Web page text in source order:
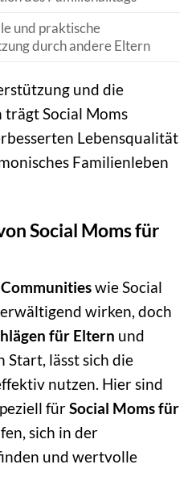
und praktische
durch andere Eltern
und die
Social Moms
Lebensqualität
Familienleben
Social Moms für
wie Social
wirken, doch
für Eltern und
Start, lässt sich die
nutzen. Hier sind
fürSocial Moms für
sich in der
und wertvolle